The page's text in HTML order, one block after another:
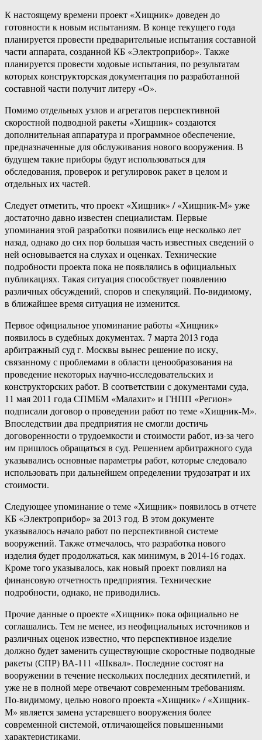
К настоящему времени проект «Хищник» доведен до
готовности к новым испытаниям. В конце текущего года
планируется провести предварительные испытания составной
части аппарата, созданной КБ «Электроприбор». Также
планируется провести ходовые испытания, по результатам
которых конструкторская документация по разработанной
составной части получит литеру «О».
Помимо отдельных узлов и агрегатов перспективной
скоростной подводной ракеты «Хищник» создаются
дополнительная аппаратура и программное обеспечение,
предназначенные для обслуживания нового вооружения. В
будущем такие приборы будут использоваться для
обследования, проверок и регулировок ракет в целом и
отдельных их частей.
Следует отметить, что проект «Хищник» / «Хищник-М» уже
достаточно давно известен специалистам. Первые
упоминания этой разработки появились еще несколько лет
назад, однако до сих пор большая часть известных сведений о
ней основывается на слухах и оценках. Технические
подробности проекта пока не появлялись в официальных
публикациях. Такая ситуация способствует появлению
различных обсуждений, споров и спекуляций. По-видимому,
в ближайшее время ситуация не изменится.
Первое официальное упоминание работы «Хищник»
появилось в судебных документах. 7 марта 2013 года
арбитражный суд г. Москвы вынес решение по иску,
связанному с проблемами в области ценообразования на
проведение некоторых научно-исследовательских и
конструкторских работ. В соответствии с документами суда,
11 мая 2011 года СПМБМ «Малахит» и ГНПП «Регион»
подписали договор о проведении работ по теме «Хищник-М».
Впоследствии два предприятия не смогли достичь
договоренности о трудоемкости и стоимости работ, из-за чего
им пришлось обращаться в суд. Решением арбитражного суда
указывались основные параметры работ, которые следовало
использовать при дальнейшем определении трудозатрат и их
стоимости.
Следующее упоминание о теме «Хищник» появилось в отчете
КБ «Электроприбор» за 2013 год. В этом документе
указывалось начало работ по перспективной системе
вооружений. Также отмечалось, что разработка нового
изделия будет продолжаться, как минимум, в 2014-16 годах.
Кроме того указывалось, как новый проект повлиял на
финансовую отчетность предприятия. Технические
подробности, однако, не приводились.
Прочие данные о проекте «Хищник» пока официально не
соглашались. Тем не менее, из неофициальных источников и
различных оценок известно, что перспективное изделие
должно будет заменить существующие скоростные подводные
ракеты (СПР) ВА-111 «Шквал». Последние состоят на
вооружении в течение нескольких последних десятилетий, и
уже не в полной мере отвечают современным требованиям.
По-видимому, целью нового проекта «Хищник» / «Хищник-
М» является замена устаревшего вооружения более
современной системой, отличающейся повышенными
характеристиками.